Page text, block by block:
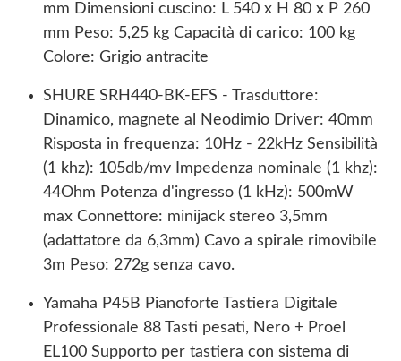
mm Dimensioni cuscino: L 540 x H 80 x P 260
mm Peso: 5,25 kg Capacità di carico: 100 kg
Colore: Grigio antracite
SHURE SRH440-BK-EFS - Trasduttore:
Dinamico, magnete al Neodimio Driver: 40mm
Risposta in frequenza: 10Hz - 22kHz Sensibilità
(1 khz): 105db/mv Impedenza nominale (1 khz):
44Ohm Potenza d'ingresso (1 kHz): 500mW
max Connettore: minijack stereo 3,5mm
(adattatore da 6,3mm) Cavo a spirale rimovibile
3m Peso: 272g senza cavo.
Yamaha P45B Pianoforte Tastiera Digitale
Professionale 88 Tasti pesati, Nero + Proel
EL100 Supporto per tastiera con sistema di